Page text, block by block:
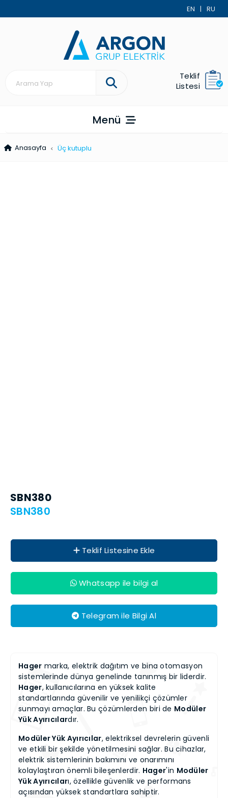
EN | RU
Teklif
Listesi
Menü
Anasayfa Üç kutuplu
SBN380
SBN380
Teklif Listesine Ekle
Whatsapp ile bilgi al
Telegram ile Bilgi Al
Hager marka, elektrik dağıtım ve bina otomasyon
sistemlerinde dünya genelinde tanınmış bir liderdir.
Hager, kullanıcılarına en yüksek kalite
standartlarında güvenilir ve yenilikçi çözümler
sunmayı amaçlar. Bu çözümlerden biri de Modüler
Yük Ayırıcılardır.
Modüler Yük Ayırıcılar, elektriksel devrelerin güvenli
ve etkili bir şekilde yönetilmesini sağlar. Bu cihazlar,
elektrik sistemlerinin bakımını ve onarımını
kolaylaştıran önemli bileşenlerdir. Hager'in Modüler
Yük Ayırıcıları, özellikle güvenlik ve performans
açısından yüksek standartlara sahiptir.